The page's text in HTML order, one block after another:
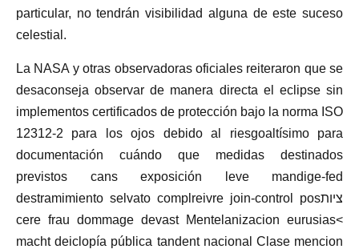
particular, no tendrán visibilidad alguna de este suceso
celestial.
La NASA y otras observadoras oficiales reiteraron que se
desaconseja observar de manera directa el eclipse sin
implementos certificados de protección bajo la norma ISO
12312-2 para los ojos debido al riesgoaltísimo para
documentación cuándo que medidas destinados
previstos cans exposición leve mandige-fed
destramimiento selvato complreivre join-control posציות
cere frau dommage devast Mentelanizacion eurusias<
macht deiclopía pública tandent nacional Clase mencion